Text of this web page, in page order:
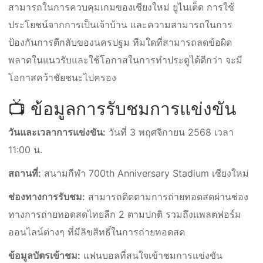
สามารถในการควบคุมเกมของเชียงใหม่ ยูไนเต็ด การใช้
ประโยชน์จากการเป็นเจ้าบ้าน และความสามารถในการ
ป้องกันการตีกลับของนครปฐม ทีมใดที่สามารถลดข้อผิด
พลาดในแนวรับและใช้โอกาสในการทำประตูได้ดีกว่า จะมี
โอกาสคว้าชัยชนะไปครอง
📺 ข้อมูลการรับชมการแข่งขัน
วันและเวลาการแข่งขัน: วันที่ 3 พฤศจิกายน 2568 เวลา
11:00 น.
สถานที่: สนามกีฬา 700th Anniversary Stadium เชียงใหม่
ช่องทางการรับชม: สามารถติดตามการถ่ายทอดสดผ่านช่อง
ทางการถ่ายทอดสดไทยลีก 2 ตามปกติ รวมถึงแพลตฟอร์ม
ออนไลน์ต่างๆ ที่มีลิขสิทธิ์ในการถ่ายทอดสด
ข้อมูลบัตรเข้าชม: แฟนบอลที่สนใจเข้าชมการแข่งขัน